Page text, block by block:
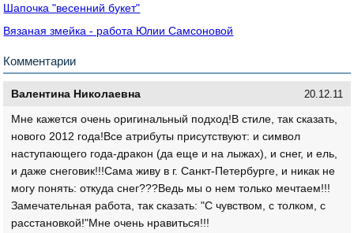
Шапочка "весенний букет"
Вязаная змейка - работа Юлии Самсоновой
Комментарии
Валентина Николаевна 20.12.11
Мне кажется очень оригинальный подход!В стиле, так сказать,
нового 2012 года!Все атрибуты присутствуют: и символ
наступающего года-дракон (да еще и на лыжах), и снег, и ель,
и даже снеговик!!!Сама живу в г. Санкт-Петербурге, и никак не
могу понять: откуда снег???Ведь мы о нем только мечтаем!!!
Замечательная работа, так сказать: "С чувством, с толком, с
расстановкой!"Мне очень нравиться!!!